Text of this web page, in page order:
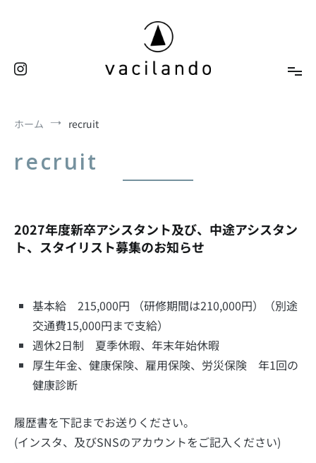
ホーム
recruit
recruit
2027年度新卒アシスタント及び、中途アシスタン
ト、スタイリスト募集のお知らせ
基本給 215,000円 （研修期間は210,000円）（別途
交通費15,000円まで支給）
週休2日制 夏季休暇、年末年始休暇
厚生年金、健康保険、雇用保険、労災保険 年1回の
健康診断
履歴書を下記までお送りください。
(インスタ、及びSNSのアカウントをご記入ください)